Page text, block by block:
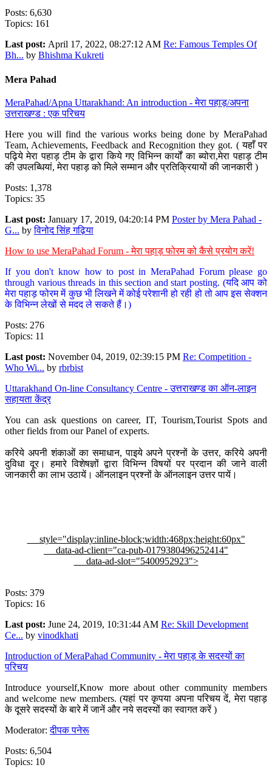
Posts: 6,630
Topics: 161
Last post: April 17, 2022, 08:27:12 AM Re: Famous Temples Of
Bh... by Bhishma Kukreti
Mera Pahad
MeraPahad/Apna Uttarakhand: An introduction - मेरा पहाड़/अपना
उत्तराखण्ड : एक परिचय
Here you will find the various works being done by MeraPahad
Team, Achievements, Feedback and Recognition they got. ( यहाँ पर
पढ़िये मेरा पहाड़ टीम के द्वारा किये गए विभिन्न कार्यों का ब्योरा,मेरा पहाड़ टीम
की उपलब्धियां, मेरा पहाड़ को मिले सम्मान और प्रतिक्रियायों की जानकारी )
Posts: 1,378
Topics: 35
Last post: January 17, 2019, 04:20:14 PM Poster by Mera Pahad -
G... byविनोद सिंह गढ़िया
How to use MeraPahad Forum - मेरा पहाड़ फोरम को कैसे प्रयोग करें!
If you don't know how to post in MeraPahad Forum please go
through various threads in this section and start posting. (यदि आप को
मेरा पहाड़ फोरम में कुछ भी लिखने में कोई परेशानी हो रही हो तो आप इस सेक्शन
के विभिन्न लेखों से मदद ले सकते हैं।)
Posts: 276
Topics: 11
Last post: November 04, 2019, 02:39:15 PM Re: Competition -
Who Wi... by rbrbist
Uttarakhand On-line Consultancy Centre - उत्तराखण्ड का ऑन-लाइन
सहायता केंद्र
You can ask questions on career, IT, Tourism,Tourist Spots and
other fields from our Panel of experts.
करिये अपनी शंकाओं का समाधान, पाइये अपने प्रश्नों के उत्तर, करिये अपनी
दुविधा दूर। हमारे विशेषज्ञों द्वारा विभिन्न विषयों पर प्रदान की जाने वाली
जानकारी का लाभ उठायें। ऑनलाइन प्रश्नों के ऑनलाइन उत्तर पायें।
style="display:inline-block;width:468px;height:60px"
data-ad-client="ca-pub-0179380496252414"
data-ad-slot="5400952923">
Posts: 379
Topics: 16
Last post: June 24, 2019, 10:31:44 AM Re: Skill Development
Ce... by vinodkhati
Introduction of MeraPahad Community - मेरा पहाड़ के सदस्यों का
परिचय
Introduce yourself,Know more about other community members
and welcome new members. (यहां पर कृपया अपना परिचय दें, मेरा पहाड़
के दूसरे सदस्यों के बारे में जानें और नये सदस्यों का स्वागत करें )
Moderator:दीपक पनेरू
Posts: 6,504
Topics: 10